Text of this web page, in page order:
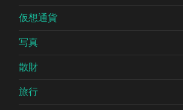
仮想通貨
写真
散財
旅行